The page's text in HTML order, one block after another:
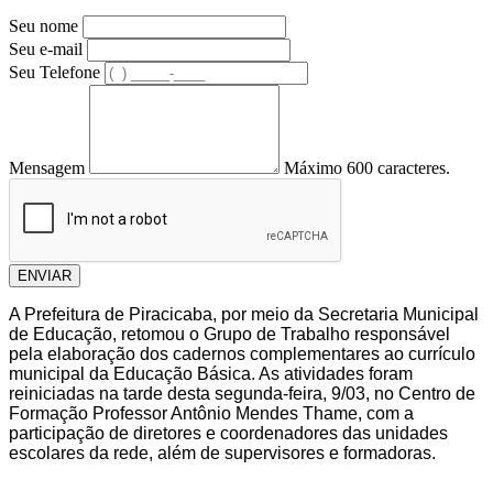
Seu nome
Seu e-mail
Seu Telefone
Mensagem Máximo 600 caracteres.
ENVIAR
A Prefeitura de Piracicaba, por meio da Secretaria Municipal
de Educação, retomou o Grupo de Trabalho responsável
pela elaboração dos cadernos complementares ao currículo
municipal da Educação Básica. As atividades foram
reiniciadas na tarde desta segunda-feira, 9/03, no Centro de
Formação Professor Antônio Mendes Thame, com a
participação de diretores e coordenadores das unidades
escolares da rede, além de supervisores e formadoras.